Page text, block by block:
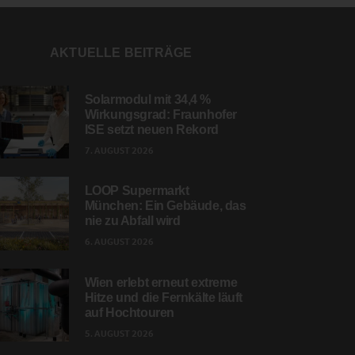
AKTUELLE BEITRÄGE
Solarmodul mit 34,4 %
Wirkungsgrad: Fraunhofer
ISE setzt neuen Rekord
LOOP Supermarkt
München: Ein Gebäude, das
nie zu Abfall wird
Wien erlebt erneut extreme
Hitze und die Fernkälte läuft
auf Hochtouren